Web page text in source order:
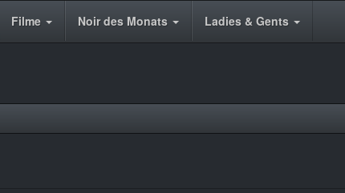
Filme Noir des Monats Ladies & Gents